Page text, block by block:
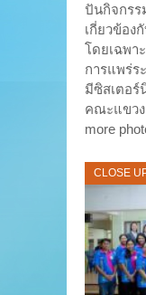
ปันกิจกรร
เกี่ยวข้อง
โดยเฉพา
การแพร่ร
มีซิสเตอร์
คณะแขว
more
CLOSE